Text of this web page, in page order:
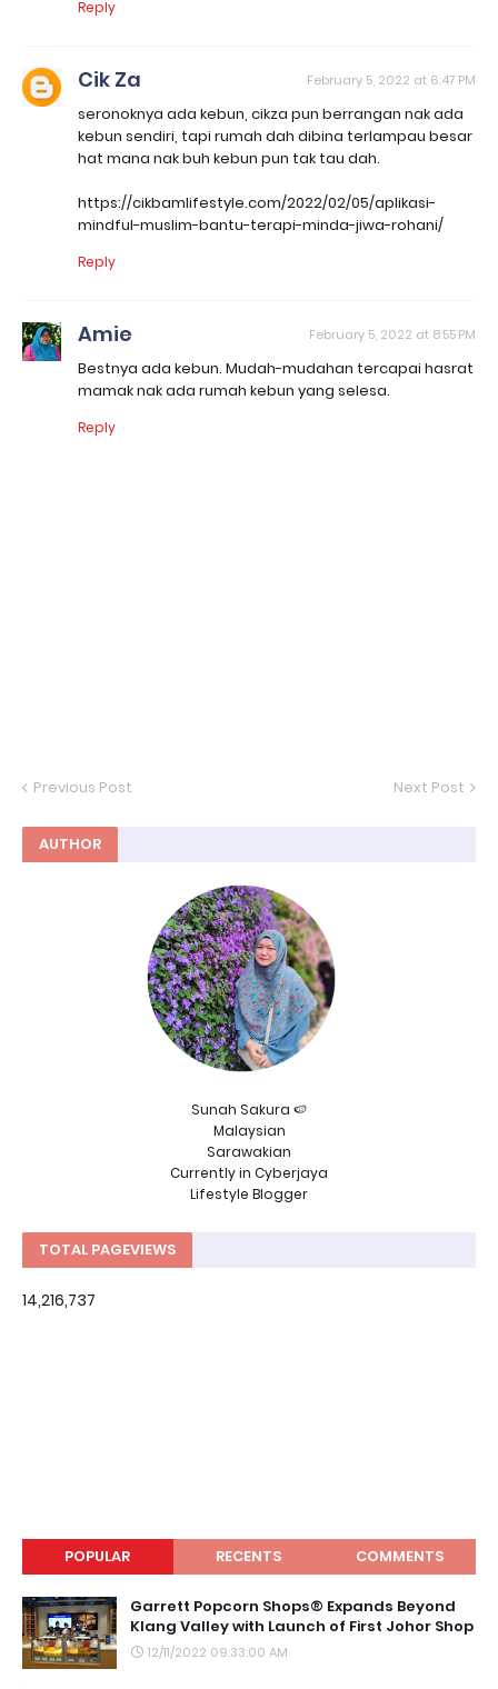
Reply
Cik Za February 5, 2022 at 6:47 PM
seronoknya ada kebun, cikza pun berrangan nak ada
kebun sendiri, tapi rumah dah dibina terlampau besar
hat mana nak buh kebun pun tak tau dah.
https://cikbamlifestyle.com/2022/02/05/aplikasi-
mindful-muslim-bantu-terapi-minda-jiwa-rohani/
Reply
Amie February 5, 2022 at 8:55 PM
Bestnya ada kebun. Mudah-mudahan tercapai hasrat
mamak nak ada rumah kebun yang selesa.
Reply
Previous Post Next Post
AUTHOR
Sunah Sakura 🍉
Malaysian
Sarawakian
Currently in Cyberjaya
Lifestyle Blogger
TOTAL PAGEVIEWS
14,216,737
POPULAR RECENTS COMMENTS
Garrett Popcorn Shops® Expands Beyond
Klang Valley with Launch of First Johor Shop
12/11/2022 09:33:00 AM